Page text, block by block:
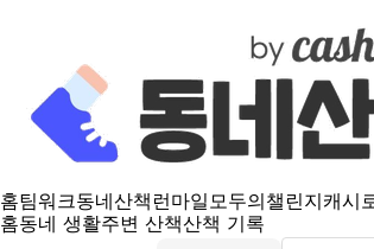
홈팀워크동네산책 런마일모두의챌린지캐시
홈동네 생활주변 산책산책 기록